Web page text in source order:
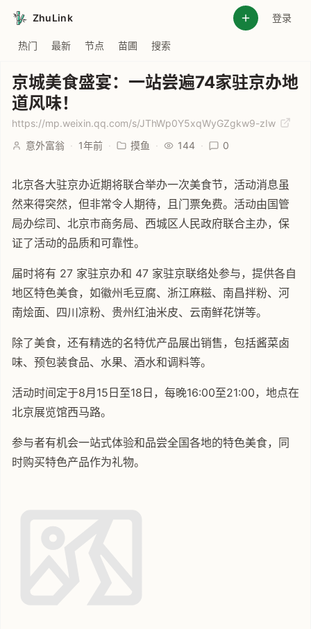
ZhuLink 登录
热门 最新 节点 苗圃 搜索
京城美食盛宴：一站尝遍74家驻京办地
道风味！
https://mp.weixin.qq.com/s/JThWp0Y5xqWyGZgkw9-zIw
意外富翁 · 1年前 · 摸鱼 · 144 · 0
北京各大驻京办近期将联合举办一次美食节，活动消息虽
然来得突然，但非常令人期待，且门票免费。活动由国管
局办综司、北京市商务局、西城区人民政府联合主办，保
证了活动的品质和可靠性。
届时将有 27 家驻京办和 47 家驻京联络处参与，提供各自
地区特色美食，如徽州毛豆腐、浙江麻糍、南昌拌粉、河
南烩面、四川凉粉、贵州红油米皮、云南鲜花饼等。
除了美食，还有精选的名特优产品展出销售，包括酱菜卤
味、预包装食品、水果、酒水和调料等。
活动时间定于8月15日至18日，每晚16:00至21:00，地点在
北京展览馆西马路。
参与者有机会一站式体验和品尝全国各地的特色美食，同
时购买特色产品作为礼物。